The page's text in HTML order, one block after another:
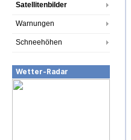
Satellitenbilder
Warnungen
Schneehöhen
Wetter-Radar